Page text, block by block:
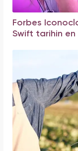
Forbes
Swift tarihin en